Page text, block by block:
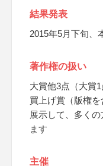
結果発表
2015年5月下旬、
著作権の扱い
大賞他3点（大賞
買上げ賞（版権
展示して、多く
ます
主催